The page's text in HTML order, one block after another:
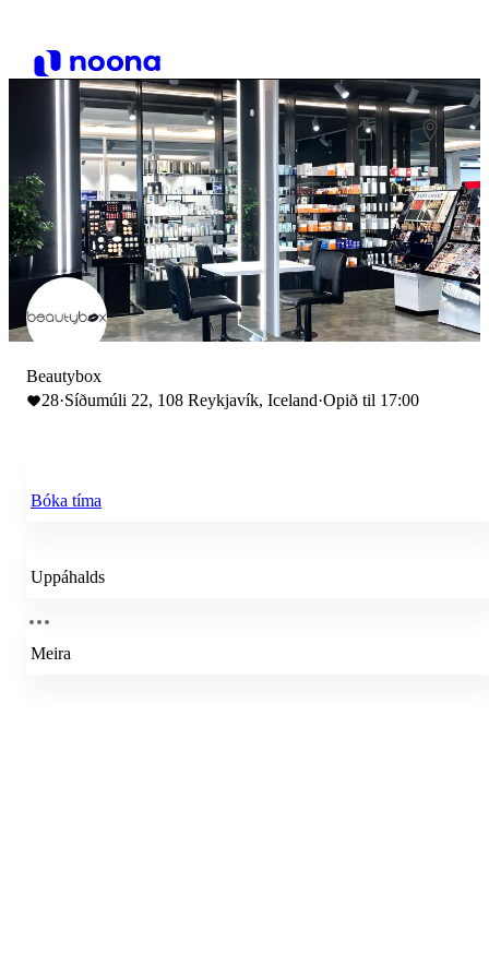
Beautybox
28·Síðumúli 22, 108 Reykjavík, Iceland·Opið til 17:00
Bóka tíma
Uppáhalds
Meira